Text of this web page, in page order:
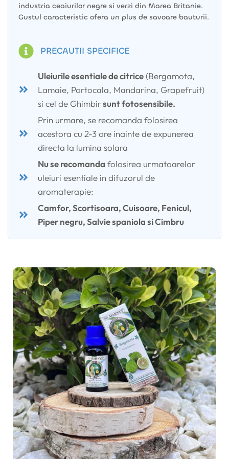
industria ceaiurilor negre si verzi din Marea Britanie.
Gustul caracteristic ofera un plus de savoare bauturii.
PRECAUTII SPECIFICE
Uleiurile esentiale de citrice (Bergamota,
Lamaie, Portocala, Mandarina, Grapefruit)
si cel de Ghimbirsunt fotosensibile.
Prin urmare, se recomanda folosirea
acestora cu 2-3 ore inainte de expunerea
directa la lumina solara
Nu se recomanda folosirea urmatoarelor
uleiuri esentiale in difuzorul de
aromaterapie:
Camfor, Scortisoara, Cuisoare, Fenicul,
Piper negru, Salvie spaniola si Cimbru